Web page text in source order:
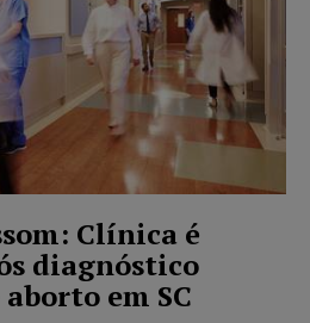
Clínica é
diagnóstico
em SC